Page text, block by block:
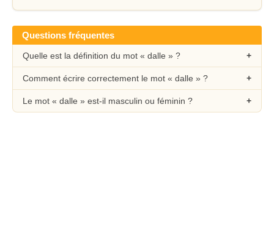
Questions fréquentes
Quelle est la définition du mot « dalle » ?
Comment écrire correctement le mot « dalle » ?
Le mot « dalle » est-il masculin ou féminin ?